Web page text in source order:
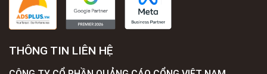
THÔNG TIN LIÊN HỆ